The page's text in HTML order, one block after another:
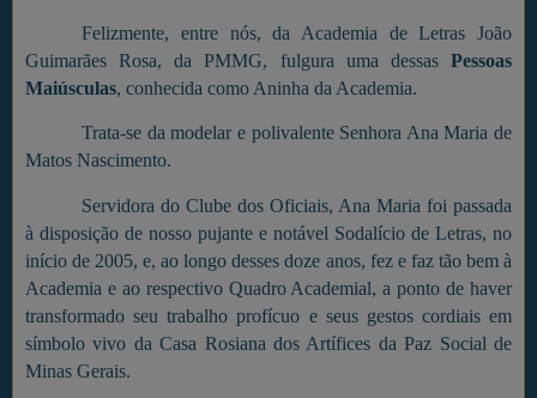
Felizmente, entre nós, da Academia de Letras João
Guimarães Rosa, da PMMG, fulgura uma dessas Pessoas
Maiúsculas, conhecida como Aninha da Academia.
Trata-se da modelar e polivalente Senhora Ana Maria de
Matos Nascimento.
Servidora do Clube dos Oficiais, Ana Maria foi passada
à disposição de nosso pujante e notável Sodalício de Letras, no
início de 2005, e, ao longo desses doze anos, fez e faz tão bem à
Academia e ao respectivo Quadro Academial, a ponto de haver
transformado seu trabalho profícuo e seus gestos cordiais em
símbolo vivo da Casa Rosiana dos Artífices da Paz Social de
Minas Gerais.